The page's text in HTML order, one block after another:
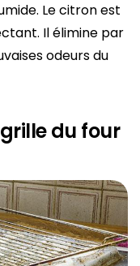
Le citron est
Il élimine par
odeurs du
du four